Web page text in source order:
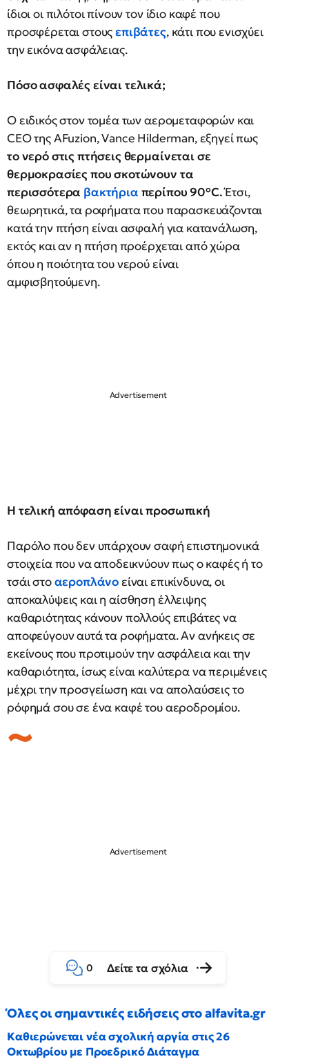
ίδιοι οι πιλότοι πίνουν τον ίδιο καφέ που
προσφέρεται στουςεπιβάτες, κάτι που ενισχύει
την εικόνα ασφάλειας.
Πόσο ασφαλές είναι τελικά;
Ο ειδικός στον τομέα των αερομεταφορών και
CEO της AFuzion, Vance Hilderman, εξηγεί πως
το νερό στις πτήσεις θερμαίνεται σε
θερμοκρασίες που σκοτώνουν τα
περισσότερα βακτήρια περίπου 90°C.Έτσι,
θεωρητικά, τα ροφήματα που παρασκευάζονται
κατά την πτήση είναι ασφαλή για κατανάλωση,
εκτός και αν η πτήση προέρχεται από χώρα
όπου η ποιότητα του νερού είναι
αμφισβητούμενη.
Η τελική απόφαση είναι προσωπική
Παρόλο που δεν υπάρχουν σαφή επιστημονικά
στοιχεία που να αποδεικνύουν πως ο καφές ή το
τσάι στοαεροπλάνοείναι επικίνδυνα, οι
αποκαλύψεις και η αίσθηση έλλειψης
καθαριότητας κάνουν πολλούς επιβάτες να
αποφεύγουν αυτά τα ροφήματα. Αν ανήκεις σε
εκείνους που προτιμούν την ασφάλεια και την
καθαριότητα, ίσως είναι καλύτερα να περιμένεις
μέχρι την προσγείωση και να απολαύσεις το
ρόφημά σου σε ένα καφέ του αεροδρομίου.
0 Δείτε τα σχόλια
Όλες οι σημαντικές ειδήσεις στο alfavita.gr
Καθιερώνεται νέα σχολική αργία στις 26
Οκτωβρίου με Προεδρικό Διάταγμα